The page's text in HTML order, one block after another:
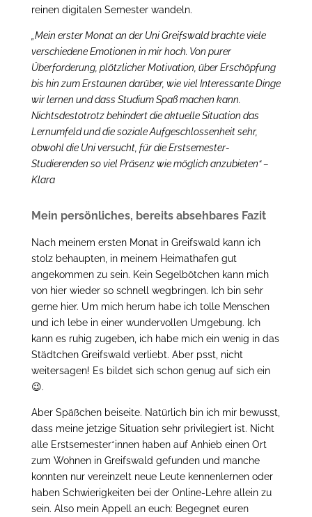
reinen digitalen Semester wandeln.
„Mein erster Monat an der Uni Greifswald brachte viele
verschiedene Emotionen in mir hoch. Von purer
Überforderung, plötzlicher Motivation, über Erschöpfung
bis hin zum Erstaunen darüber, wie viel Interessante Dinge
wir lernen und dass Studium Spaß machen kann.
Nichtsdestotrotz behindert die aktuelle Situation das
Lernumfeld und die soziale Aufgeschlossenheit sehr,
obwohl die Uni versucht, für die Erstsemester-
Studierenden so viel Präsenz wie möglich anzubieten“ –
Klara
Mein persönliches, bereits absehbares Fazit
Nach meinem ersten Monat in Greifswald kann ich
stolz behaupten, in meinem Heimathafen gut
angekommen zu sein. Kein Segelbötchen kann mich
von hier wieder so schnell wegbringen. Ich bin sehr
gerne hier. Um mich herum habe ich tolle Menschen
und ich lebe in einer wundervollen Umgebung. Ich
kann es ruhig zugeben, ich habe mich ein wenig in das
Städtchen Greifswald verliebt. Aber psst, nicht
weitersagen! Es bildet sich schon genug auf sich ein
😉.
Aber Späßchen beiseite. Natürlich bin ich mir bewusst,
dass meine jetzige Situation sehr privilegiert ist. Nicht
alle Erstsemester*innen haben auf Anhieb einen Ort
zum Wohnen in Greifswald gefunden und manche
konnten nur vereinzelt neue Leute kennenlernen oder
haben Schwierigkeiten bei der Online-Lehre allein zu
sein. Also mein Appell an euch: Begegnet euren